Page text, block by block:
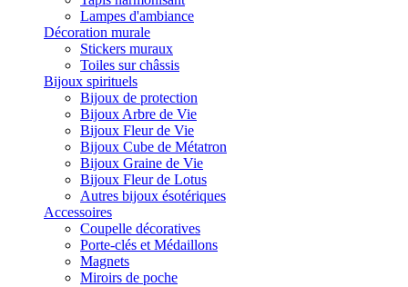
Lampes d'ambiance
Décoration murale
Stickers muraux
Toiles sur châssis
Bijoux spirituels
Bijoux de protection
Bijoux Arbre de Vie
Bijoux Fleur de Vie
Bijoux Cube de Métatron
Bijoux Graine de Vie
Bijoux Fleur de Lotus
Autres bijoux ésotériques
Accessoires
Coupelle décoratives
Porte-clés et Médaillons
Magnets
Miroirs de poche